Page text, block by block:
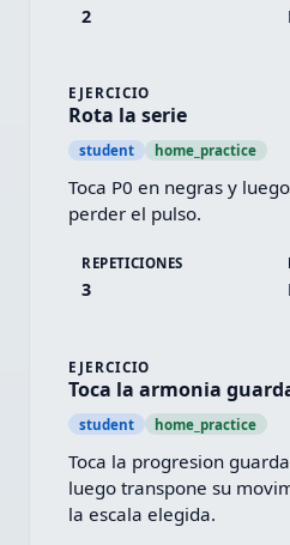
2
EJERCICIO
Rota la serie
student home_practice
Toca P0 en negras y
perder el pulso.
REPETICIONES
3
EJERCICIO
Toca la armonia
student home_practice
Toca la progresion
luego transpone su
la escala elegida.